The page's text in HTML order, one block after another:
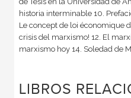
historia interminable 10.
Le concept de loi économique
crisis del marxismo! 12. El
marxismo hoy 14. Soledad de
LIBROS